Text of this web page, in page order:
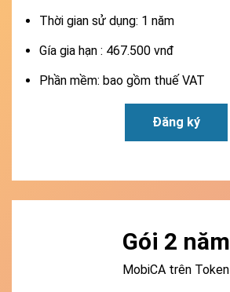
Thời gian sử dụng: 1 năm
Gía gia hạn : 467.500 vnđ
Phần mềm: bao gồm thuế VAT
Đăng ký
Gói 2 năm
MobiCA trên Token